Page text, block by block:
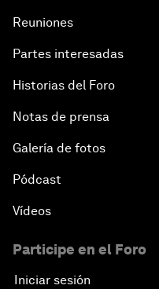
Reuniones
Partes interesadas
Historias del Foro
Notas de prensa
Galería de fotos
Pódcast
Vídeos
Participe en el Foro
Iniciar sesión